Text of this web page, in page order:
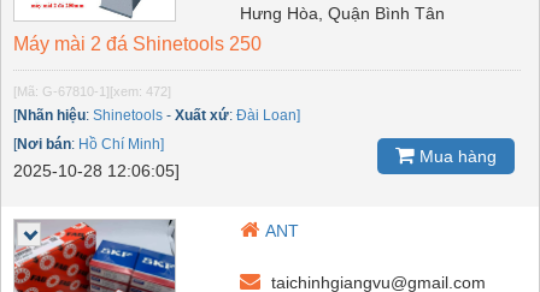
Hưng Hòa, Quận Bình Tân
Máy mài 2 đá Shinetools 250
[Mã: G-67810-1][xem: 472]
[Nhãn hiệu: Shinetools - Xuất xứ: Đài Loan]
[Nơi bán: Hồ Chí Minh]
2025-10-28 12:06:05]
Mua hàng
ANT
taichinhgiangvu@gmail.com